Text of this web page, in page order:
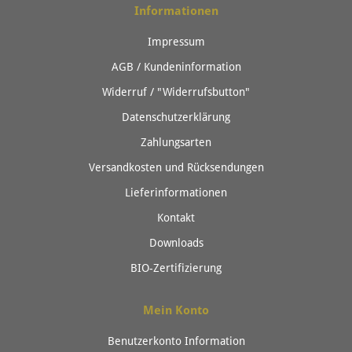
Informationen
Impressum
AGB / Kundeninformation
Widerruf / "Widerrufsbutton"
Datenschutzerklärung
Zahlungsarten
Versandkosten und Rücksendungen
Lieferinformationen
Kontakt
Downloads
BIO-Zertifizierung
Mein Konto
Benutzerkonto Information